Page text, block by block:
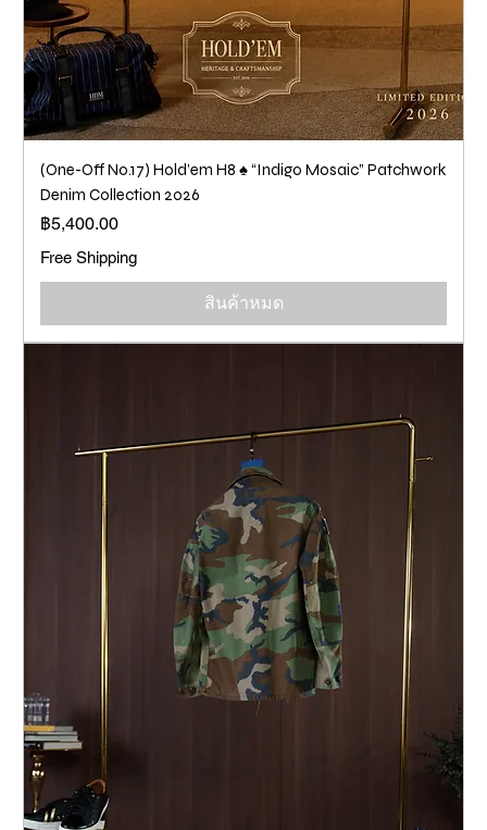
(One-Off No.17) Hold’em H8 ♠️ “Indigo Mosaic” Patchwork
Denim Collection 2026
ราคา
฿5,400.00
Free Shipping
สินค้าหมด